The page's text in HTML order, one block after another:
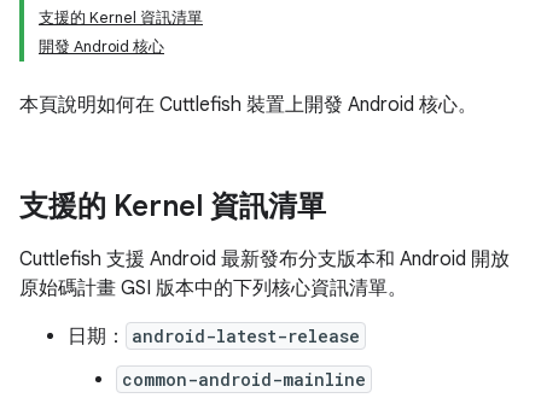
支援的 Kernel 資訊清單
開發 Android 核心
本頁說明如何在 Cuttlefish 裝置上開發 Android 核心。
支援的 Kernel 資訊清單
Cuttlefish 支援 Android 最新發布分支版本和 Android 開放
原始碼計畫 GSI 版本中的下列核心資訊清單。
日期：
android-latest-release
common-android-mainline